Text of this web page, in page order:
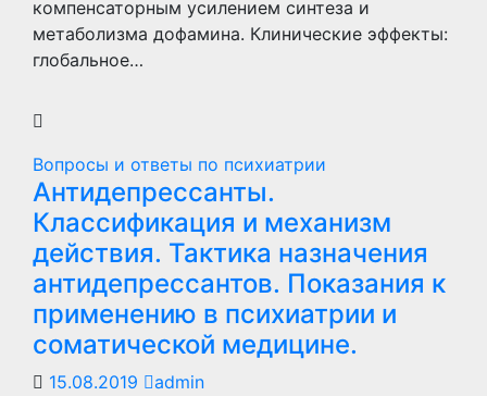
компенсаторным усилением синтеза и
метаболизма дофамина. Клинические эффекты:
глобальное…
Вопросы и ответы по психиатрии
Антидепрессанты.
Классификация и механизм
действия. Тактика назначения
антидепрессантов. Показания к
применению в психиатрии и
соматической медицине.
15.08.2019
admin